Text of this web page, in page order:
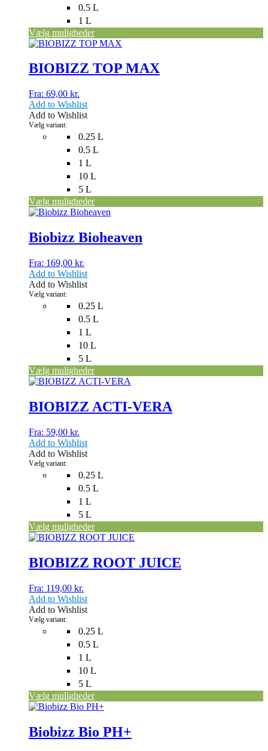
0.5 L
1 L
Vælg muligheder
BIOBIZZ TOP MAX
Fra: 69,00 kr.
0.25 L
0.5 L
1 L
10 L
5 L
Vælg variant:
Vælg muligheder
Dette
har
flere
Mulighederne
kan
vælges
på
varesiden
Add to Wishlist
Add to Wishlist
Biobizz Bioheaven
Fra: 169,00 kr.
0.25 L
0.5 L
1 L
10 L
5 L
Vælg variant:
Vælg muligheder
Dette
har
flere
Mulighederne
kan
vælges
på
varesiden
Add to Wishlist
Add to Wishlist
BIOBIZZ ACTI-VERA
Fra: 59,00 kr.
0.25 L
0.5 L
1 L
5 L
Vælg variant:
Vælg muligheder
Dette
har
flere
Mulighederne
kan
vælges
på
varesiden
Add to Wishlist
Add to Wishlist
BIOBIZZ ROOT JUICE
Fra: 119,00 kr.
0.25 L
0.5 L
1 L
10 L
5 L
Vælg variant:
Vælg muligheder
Dette
har
flere
Mulighederne
kan
vælges
på
varesiden
Add to Wishlist
Add to Wishlist
Biobizz Bio PH+
Dette
har
flere